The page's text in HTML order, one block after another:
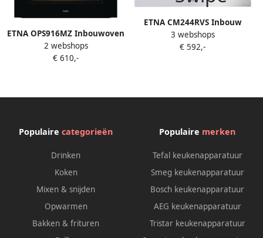
ETNA OPS916MZ Inbouwoven
Pizza oven (tot 300°C)
AirFryer Pyrolyse
2 webshops
€ 610,-
ETNA CM244RVS Inbouw
Combi-Magnetron 44L
Magnetron Oven en Grill 20
3 webshops
€ 592,-
Populaire categorieën
Drinken
Koken
Mixen & snijden
Opwarmen
Bakken & frituren
Populaire merken
Tefal keukenapparatuur
Smeg keukenapparatuur
Bosch keukenapparatuur
AEG keukenapparatuur
Tristar keukenapparatuur